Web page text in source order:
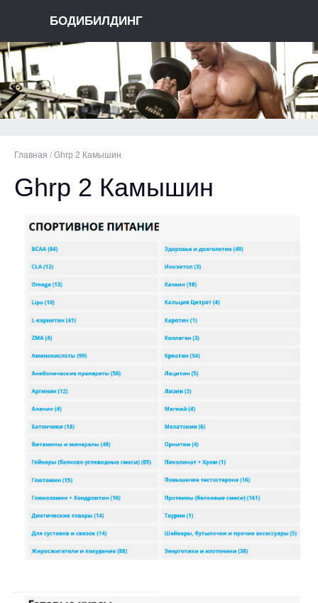
БОДИБИЛДИНГ
Главная / Ghrp 2 Камышин
Ghrp 2 Камышин